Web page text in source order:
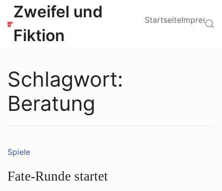
Zum
Inhalt
springen
Zweifel und
Fiktion
StartseiteImpressum
Schlagwort:
Beratung
Kategorien:
Spiele
Fate-Runde startet